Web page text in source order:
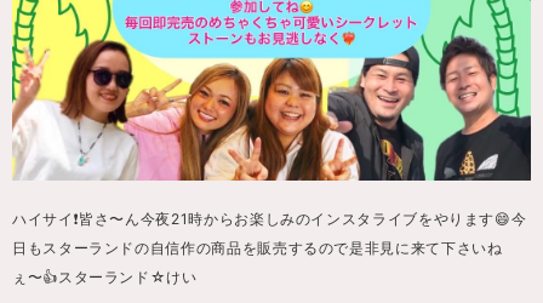
ハイサイ❗️皆さ〜ん今夜21時からお楽しみのインスタライブをやります😄今
日もスターランドの自信作の商品を販売するので是非見に来て下さいね
ぇ〜👍スターランド☆けい